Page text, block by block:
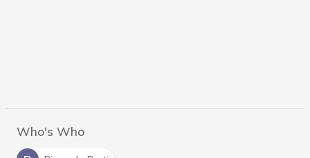
Who's Who